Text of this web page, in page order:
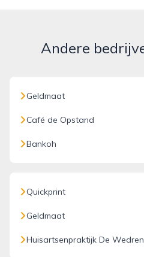
Andere
Geldmaat
Café de Opstand
Bankoh
Quickprint
Geldmaat
Huisartsenpraktijk De Wedren